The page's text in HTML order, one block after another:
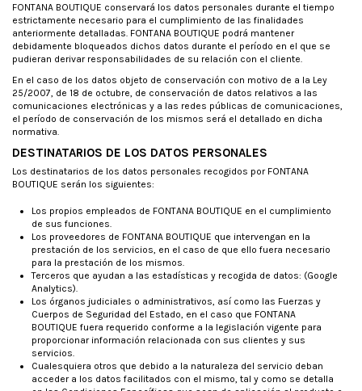
FONTANA BOUTIQUE conservará los datos personales durante el tiempo
estrictamente necesario para el cumplimiento de las finalidades
anteriormente detalladas. FONTANA BOUTIQUE podrá mantener
debidamente bloqueados dichos datos durante el período en el que se
pudieran derivar responsabilidades de su relación con el cliente.
En el caso de los datos objeto de conservación con motivo de a la Ley
25/2007, de 18 de octubre, de conservación de datos relativos a las
comunicaciones electrónicas y a las redes públicas de comunicaciones,
el período de conservación de los mismos será el detallado en dicha
normativa.
DESTINATARIOS DE LOS DATOS PERSONALES
Los destinatarios de los datos personales recogidos por FONTANA
BOUTIQUE serán los siguientes:
Los propios empleados de FONTANA BOUTIQUE en el cumplimiento
de sus funciones.
Los proveedores de FONTANA BOUTIQUE que intervengan en la
prestación de los servicios, en el caso de que ello fuera necesario
para la prestación de los mismos.
Terceros que ayudan a las estadísticas y recogida de datos: (Google
Analytics).
Los órganos judiciales o administrativos, así como las Fuerzas y
Cuerpos de Seguridad del Estado, en el caso que FONTANA
BOUTIQUE fuera requerido conforme a la legislación vigente para
proporcionar información relacionada con sus clientes y sus
servicios.
Cualesquiera otros que debido a la naturaleza del servicio deban
acceder a los datos facilitados con el mismo, tal y como se detalla